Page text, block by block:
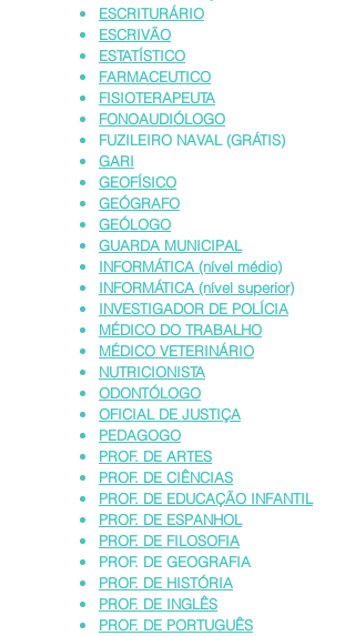
ESCRITURÁRIO
ESCRIVÃO
ESTATÍSTICO
FARMACEUTICO
FISIOTERAPEUTA
FONOAUDIÓLOGO
FUZILEIRO NAVAL (GRÁTIS)
GARI
GEOFÍSICO
GEÓGRAFO
GEÓLOGO
GUARDA MUNICIPAL
INFORMÁTICA (nível médio)
INFORMÁTICA (nível superior)
INVESTIGADOR DE POLÍCIA
MÉDICO DO TRABALHO
MÉDICO VETERINÁRIO
NUTRICIONISTA
ODONTÓLOGO
OFICIAL DE JUSTIÇA
PEDAGOGO
PROF. DE ARTES
PROF. DE CIÊNCIAS
PROF. DE EDUCAÇÃO INFANTIL
PROF. DE ESPANHOL
PROF. DE FILOSOFIA
PROF. DE GEOGRAFIA
PROF. DE HISTÓRIA
PROF. DE INGLÊS
PROF. DE PORTUGUÊS